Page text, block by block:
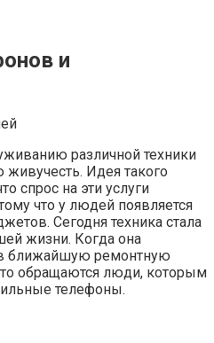
и
различной техники
Идея такого
спрос на эти услуги
что у людей появляется
Сегодня техника стала
жизни. Когда она
ближайшую ремонтную
обращаются люди, которым
телефоны.